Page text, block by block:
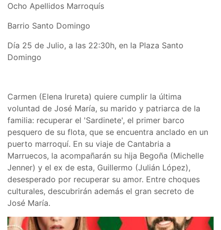
Ocho Apellidos Marroquís
Barrio Santo Domingo
Día 25 de Julio, a las 22:30h, en la Plaza Santo
Domingo
Carmen (Elena Irureta) quiere cumplir la última
voluntad de José María, su marido y patriarca de la
familia: recuperar el 'Sardinete', el primer barco
pesquero de su flota, que se encuentra anclado en un
puerto marroquí. En su viaje de Cantabria a
Marruecos, la acompañarán su hija Begoña (Michelle
Jenner) y el ex de esta, Guillermo (Julián López),
desesperado por recuperar su amor. Entre choques
culturales, descubrirán además el gran secreto de
José María.